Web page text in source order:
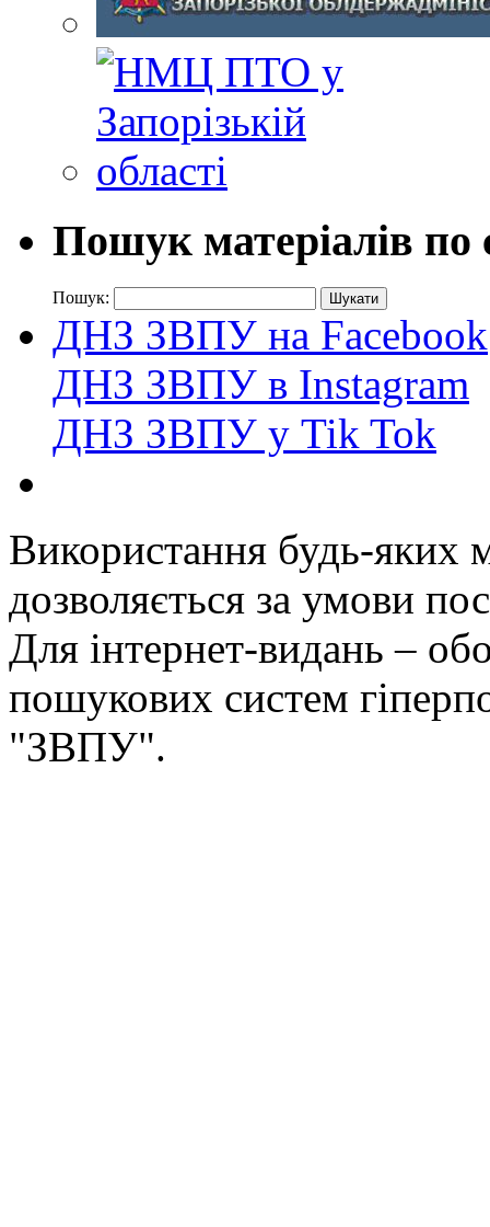
Пошук матеріалів по
Пошук:
ДНЗ ЗВПУ на Facebook
ДНЗ ЗВПУ в Instagram
ДНЗ ЗВПУ у Tik Tok
Використання будь-яких
дозволяється за умови
Для інтернет-видань –
пошукових систем
"ЗВПУ".